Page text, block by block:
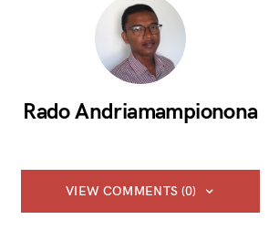
Rado Andriamampionona
VIEW COMMENTS (0)